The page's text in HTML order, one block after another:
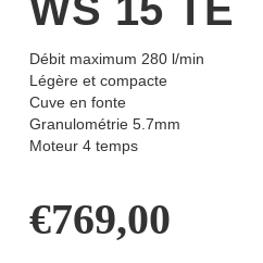
WS 15 TE
Débit maximum 280 l/min
Légère et compacte
Cuve en fonte
Granulométrie 5.7mm
Moteur 4 temps
€769,00